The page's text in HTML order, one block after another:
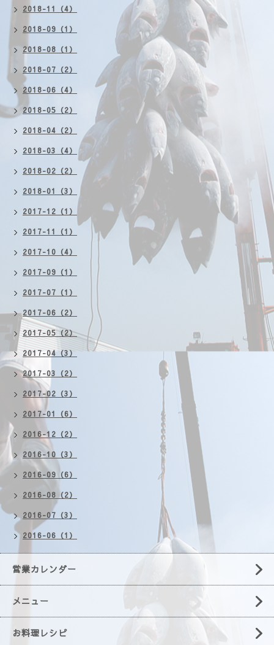
2018-11（4）
2018-09（1）
2018-08（1）
2018-07（2）
2018-06（4）
2018-05（2）
2018-04（2）
2018-03（4）
2018-02（2）
2018-01（3）
2017-12（1）
2017-11（1）
2017-10（4）
2017-09（1）
2017-07（1）
2017-06（2）
2017-05（2）
2017-04（3）
2017-03（2）
2017-02（3）
2017-01（6）
2016-12（2）
2016-10（3）
2016-09（6）
2016-08（2）
2016-07（3）
2016-06（1）
営業カレンダー
メニュー
お料理レシピ